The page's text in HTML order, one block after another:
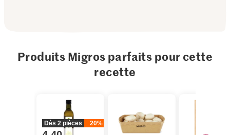
Produits Migros parfaits pour cette
recette
Dès 2 pièces 20%